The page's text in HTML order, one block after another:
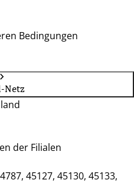
Bedingungen
Netz
der Filialen
45127, 45130, 45133,